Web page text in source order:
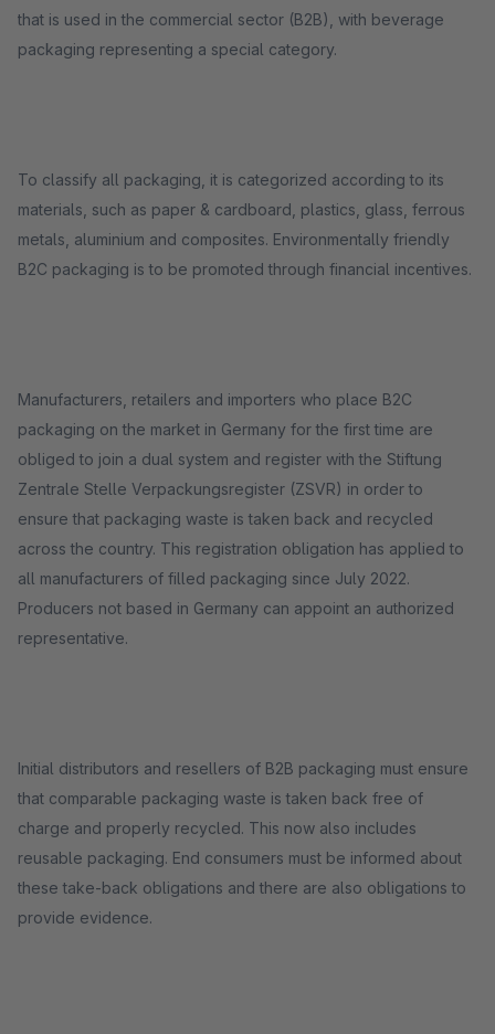
that is used in the commercial sector (B2B), with beverage
packaging representing a special category.
To classify all packaging, it is categorized according to its
materials, such as paper & cardboard, plastics, glass, ferrous
metals, aluminium and composites. Environmentally friendly
B2C packaging is to be promoted through financial incentives.
Manufacturers, retailers and importers who place B2C
packaging on the market in Germany for the first time are
obliged to join a dual system and register with the Stiftung
Zentrale Stelle Verpackungsregister (ZSVR) in order to
ensure that packaging waste is taken back and recycled
across the country. This registration obligation has applied to
all manufacturers of filled packaging since July 2022.
Producers not based in Germany can appoint an authorized
representative.
Initial distributors and resellers of B2B packaging must ensure
that comparable packaging waste is taken back free of
charge and properly recycled. This now also includes
reusable packaging. End consumers must be informed about
these take-back obligations and there are also obligations to
provide evidence.